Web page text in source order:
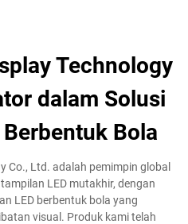
Technology
dalam Solusi
Bola
Co., Ltd. adalah pemimpin global
LED mutakhir, dengan
LED berbentuk bola yang
visual. Produk kami telah